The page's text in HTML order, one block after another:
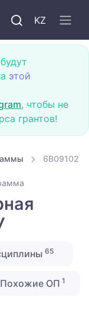
KZ
этой
, чтобы не
грантов!
6B09102
65
Похожие ОП 1